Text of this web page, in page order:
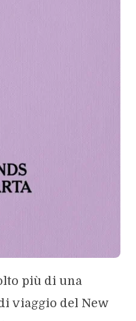
più di una
viaggio del New